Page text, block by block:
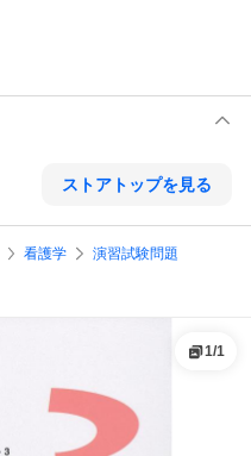
ストアトップを見る
看護学 演習試験問題
1/1